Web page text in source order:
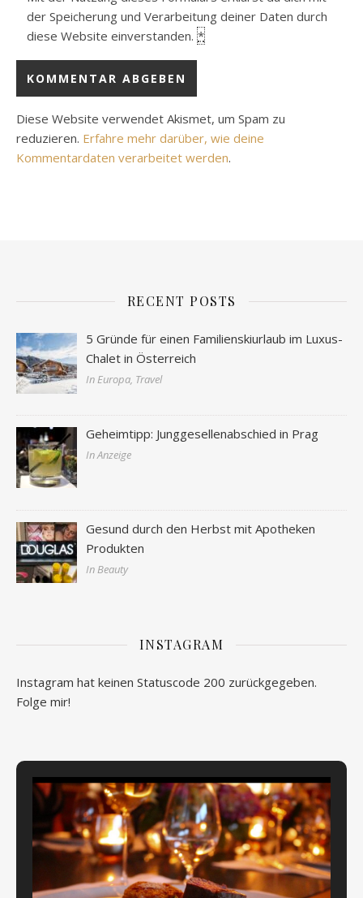
der Speicherung und Verarbeitung deiner Daten durch
diese Website einverstanden. *
Diese Website verwendet Akismet, um Spam zu
reduzieren. Erfahre mehr darüber, wie deine
Kommentardaten verarbeitet werden.
RECENT POSTS
5 Gründe für einen Familienskiurlaub im Luxus-
Chalet in Österreich
In Europa, Travel
Geheimtipp: Junggesellenabschied in Prag
In Anzeige
Gesund durch den Herbst mit Apotheken
Produkten
In Beauty
INSTAGRAM
Instagram hat keinen Statuscode 200 zurückgegeben.
Folge mir!